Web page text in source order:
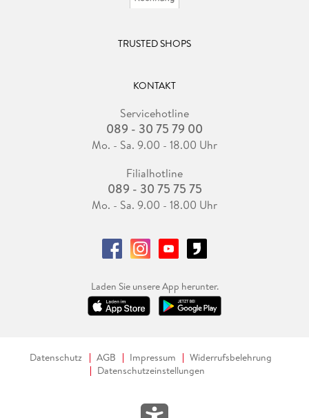
TEIL II Die Broschüre . . . 199
4. Konzeption einer Broschüre . . . 201
4. 1 . . . Broschüre -- eine Einordnung . . . 201
4. 2 . . . Das Briefing für eine Broschüre . . . 204
4. 4 . . . Zielgruppe definieren . . . 209
4. 6 . . . Zeitplan und Budget . . . 212
TRUSTED SHOPS
KONTAKT
Servicehotline
089 - 30 75 79 00
Mo. - Sa. 9.00 - 18.00 Uhr
Filialhotline
089 - 30 75 75 75
Mo. - Sa. 9.00 - 18.00 Uhr
Laden Sie unsere App herunter.
Datenschutz AGB Impressum
Widerrufsbelehrung
Datenschutzeinstellungen